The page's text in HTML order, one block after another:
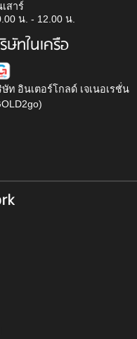
เสาร์
น. - 12.00 น.
ษัทในเครือ
ท อินเตอร์โกลด์ เจเนอเรชั่น